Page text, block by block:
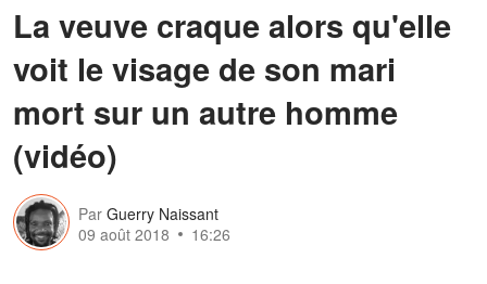
La veuve craque alors qu'elle
voit le visage de son mari
mort sur un autre homme
(vidéo)
Par Guerry Naissant
09 août 2018
16:26